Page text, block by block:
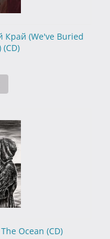
(We've Buried
Ocean (CD)